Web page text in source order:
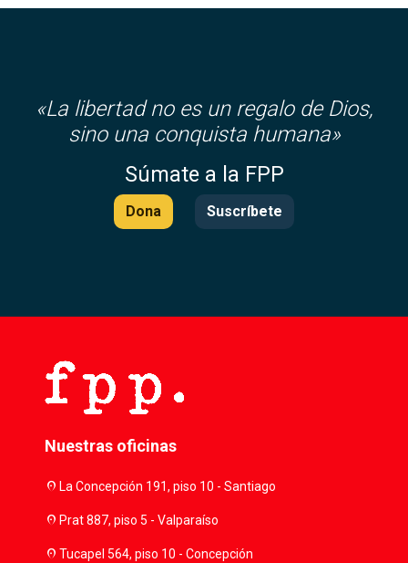
«La libertad no es un regalo de Dios,
sino una conquista humana»
Súmate a la FPP
Dona Suscríbete
Nuestras oficinas
location_onLa Concepción 191, piso 10 - Santiago
location_onPrat 887, piso 5 - Valparaíso
location_onTucapel 564, piso 10 - Concepción